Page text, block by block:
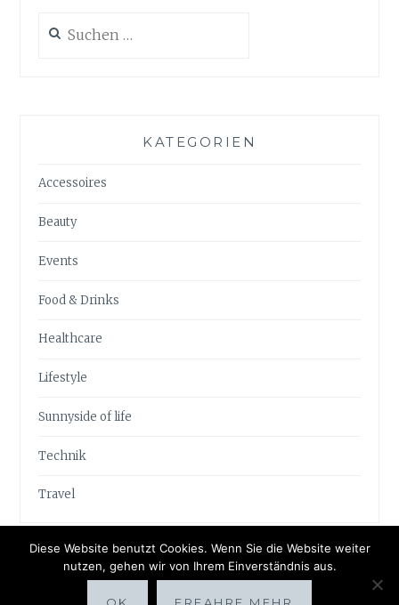
nach:
KATEGORIEN
Accessoires
Beauty
Events
Food & Drinks
Healthcare
Lifestyle
Sunnyside of life
Technik
Travel
Diese Website benutzt Cookies. Wenn Sie die Website weiter
nutzen, gehen wir von Ihrem Einverständnis aus.